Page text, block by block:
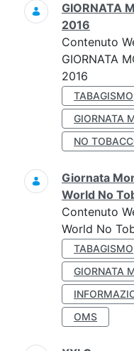
GIORNATA
2016
Contenuto
GIORNATA
2016
TABAGISMO
GIORNATA
NO
Giornata
World No
Contenuto
World No
TABAGISMO
GIORNATA
OMS